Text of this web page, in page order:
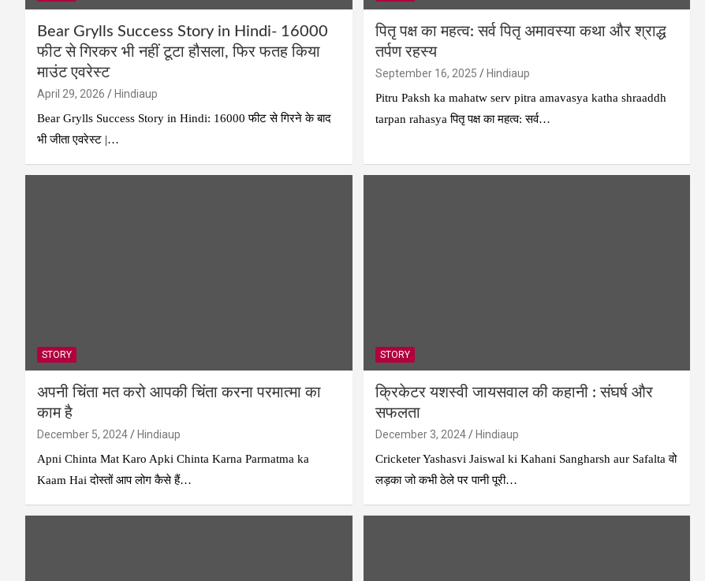
Bear Grylls Success Story in Hindi- 16000
फीट से गिरकर भी नहीं टूटा हौसला, फिर फतह किया
माउंट एवरेस्ट
April 29, 2026
Hindiaup
Bear Grylls Success Story in Hindi: 16000 फीट से गिरने के बाद
भी जीता एवरेस्ट |…
पितृ पक्ष का महत्व: सर्व पितृ अमावस्या कथा और श्राद्ध
तर्पण रहस्य
September 16, 2025
Hindiaup
Pitru Paksh ka mahatw serv pitra amavasya katha shraaddh
tarpan rahasya पितृ पक्ष का महत्व: सर्व…
STORY
अपनी चिंता मत करो आपकी चिंता करना परमात्मा का
काम है
December 5, 2024
Hindiaup
Apni Chinta Mat Karo Apki Chinta Karna Parmatma ka
Kaam Hai दोस्तों आप लोग कैसे हैं…
STORY
क्रिकेटर यशस्वी जायसवाल की कहानी : संघर्ष और
सफलता
December 3, 2024
Hindiaup
Cricketer Yashasvi Jaiswal ki Kahani Sangharsh aur Safalta वो
लड़का जो कभी ठेले पर पानी पूरी…